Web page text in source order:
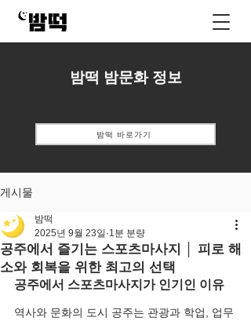
밤떡 밤문화 정보
밤떡 바로가기
게시물
공주에서 즐기는 스포츠마사지 │ 피로 해
소와 회복을 위한 최고의 선택
밤떡
2025년 9월 23일 1분 분량
공주에서 스포츠마사지가 인기인 이유
역사와 문화의 도시 공주는 관광과 학업, 업무